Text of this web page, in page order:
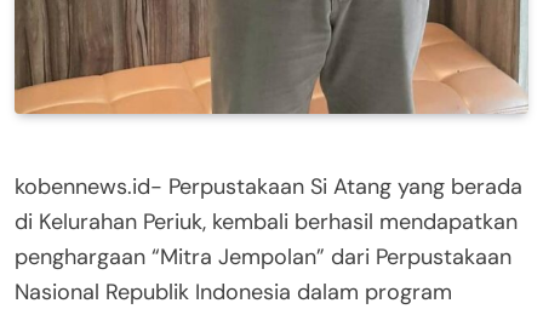
kobennews.id- Perpustakaan Si Atang yang berada
di Kelurahan Periuk, kembali berhasil mendapatkan
penghargaan “Mitra Jempolan” dari Perpustakaan
Nasional Republik Indonesia dalam program